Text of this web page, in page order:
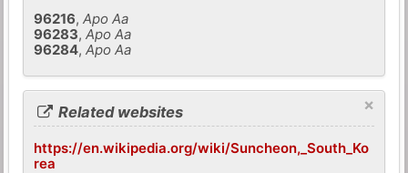
96216,Apo Aa
96283,Apo Aa
96284,Apo Aa
×
Related websites
https://en.wikipedia.org/wiki/Suncheon,_South_Ko
rea